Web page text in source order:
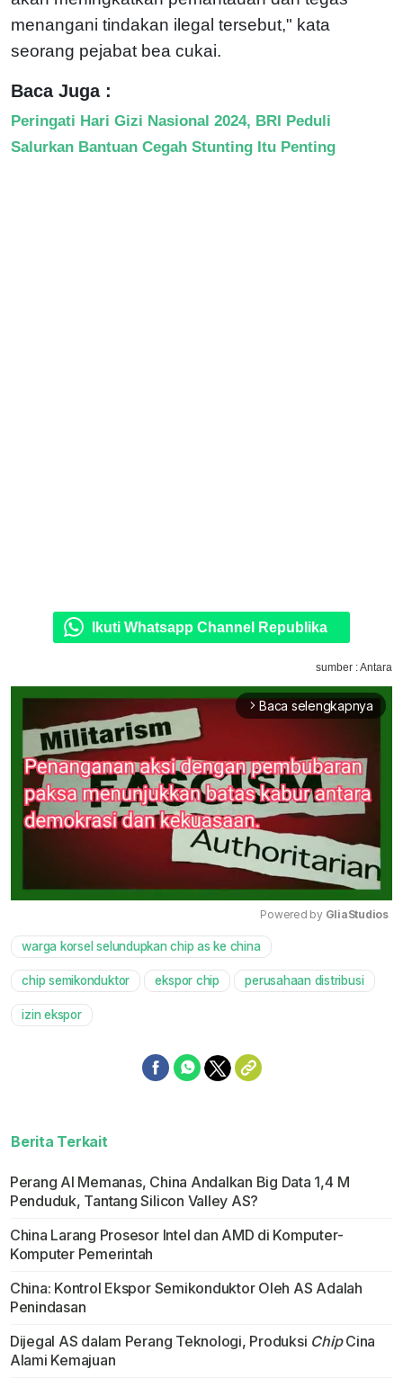
menangani tindakan ilegal tersebut," kata
seorang pejabat bea cukai.
Baca Juga :
Peringati Hari Gizi Nasional 2024, BRI Peduli
Salurkan Bantuan Cegah Stunting Itu Penting
Ikuti Whatsapp Channel Republika
sumber : Antara
arrow_forward_ios Baca selengkapnya
Powered by GliaStudios
warga korsel selundupkan chip as ke china
chip semikonduktor ekspor chip perusahaan distribusi
izin ekspor
Berita Terkait
Perang AI Memanas, China Andalkan Big Data 1,4 M
Penduduk, Tantang Silicon Valley AS?
China Larang Prosesor Intel dan AMD di Komputer-
Komputer Pemerintah
China: Kontrol Ekspor Semikonduktor Oleh AS Adalah
Penindasan
Dijegal AS dalam Perang Teknologi, Produksi ChipCina
Alami Kemajuan